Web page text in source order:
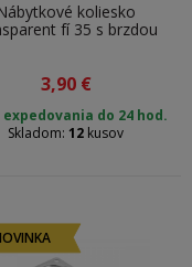
koliesko
fí 35 s brzdou
3,90 €
expedovania do 24 hod.
Skladom: 12 kusov